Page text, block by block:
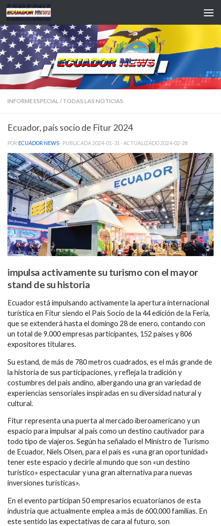
Saltar al contenido
INFORME ESPECIAL / TODAS LAS NOTICIAS
Ecuador, país socio de Fitur 2024
POR ECUADOR NEWS · PUBLICADA2024-01-31 · ACTUALIZADO2024-02-28
impulsa activamente su turismo con el mayor
stand de su historia
Ecuador está impulsando activamente la apertura internacional
turística en Fitur siendo el País Socio de la 44 edición de la Feria,
que se extenderá hasta el domingo 28 de enero, contando con
un total de 9.000 empresas participantes, 152 países y 806
expositores titulares.
Su estand, de más de 780 metros cuadrados, es el más grande de
la historia de sus participaciones, y refleja la tradición y
costumbres del país andino, albergando una gran variedad de
experiencias sensoriales inspiradas en su diversidad natural y
cultural.
Fitur representa una puerta al mercado iberoamericano y un
espacio para impulsar al país como un destino cautivador para
todo tipo de viajeros. Según ha señalado el Ministro de Turismo
de Ecuador, Niels Olsen, para el país es «una gran oportunidad»
tener este espacio y decirle al mundo que son «un destino
turístico» espectacular y una gran alternativa para nuevas
inversiones turísticas».
En el evento participan 50 empresarios ecuatorianos de esta
industria que actualmente emplea a más de 600.000 familias. En
este sentido las expectativas de cara al futuro, son